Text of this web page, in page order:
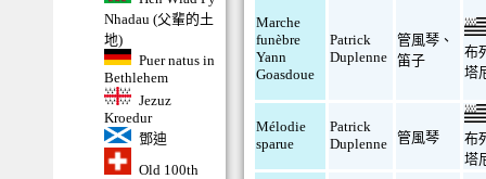
Nhadau (父輩的土
地)
Puer natus in
Bethlehem
Jezuz
Kroedur
鄧迪
Old 100th
Marche
funèbre
Yann
Goasdoue
Patrick
Duplenne
管風琴 、
笛子
布
塔
Mélodie
sparue
Patrick
Duplenne
管風琴
布
塔